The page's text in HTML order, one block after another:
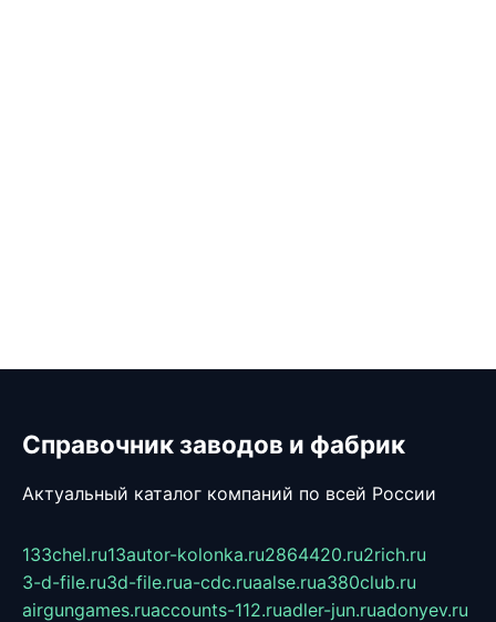
Справочник заводов и фабрик
Актуальный каталог компаний по всей России
133chel.ru13autor-kolonka.ru2864420.ru2rich.ru
3-d-file.ru3d-file.rua-cdc.ruaalse.rua380club.ru
airgungames.ruaccounts-112.ruadler-jun.ruadonyev.ru